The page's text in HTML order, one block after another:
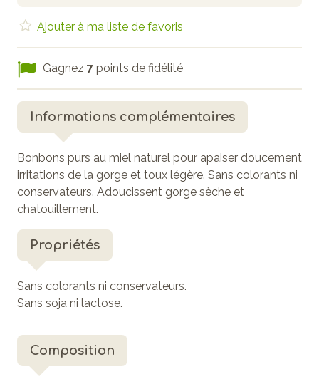
Ajouter à ma liste de favoris
Gagnez 7 points de fidélité
Informations complémentaires
Bonbons purs au miel naturel pour apaiser doucement
irritations de la gorge et toux légère. Sans colorants ni
conservateurs. Adoucissent gorge sèche et
chatouillement.
Propriétés
Sans colorants ni conservateurs.
Sans soja ni lactose.
Composition